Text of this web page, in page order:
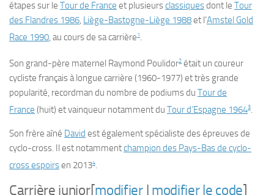
étapes sur le Tour de France et plusieursclassiquesdont le Tour
des Flandres 1986, Liège-Bastogne-Liège 1988et l’Amstel Gold
Race 1990, au cours de sa carrière1.
Son grand-père maternel Raymond Poulidor2 était un coureur
cycliste français à longue carrière (1960-1977) et très grande
popularité, recordman du nombre de podiums du Tour de
France (huit) et vainqueur notamment du Tour d’Espagne 19643.
Son frère aîné David est également spécialiste des épreuves de
cyclo-cross. Il est notammentchampion des Pays-Bas de cyclo-
cross espoirsen 20134.
Carrière junior[modifier| modifier le code]